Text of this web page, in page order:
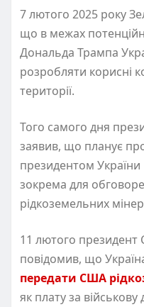
7 лютого 2025 року
що в межах
Дональда Трампа
розробляти корисні
території.
Того самого дня
заявив, що планує
президентом
зокрема для
рідкоземельних
11 лютого
повідомив, що
передати США
як плату за